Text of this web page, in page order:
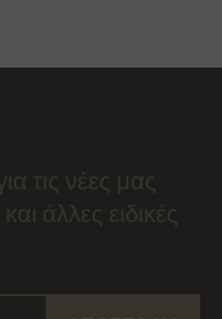
τις νέες μας
άλλες ειδικές